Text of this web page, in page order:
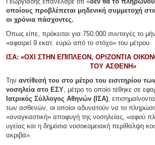
οποίους προβλέπεται μηδενική συμμετοχή
οι χρόνια πάσχοντες.
Όπως είπε, πρόκειται για 750.000 συνταγές το
«αφαιρεί 9 εκατ. ευρώ από το στόχο» του μέτρου.
ΙΣΑ: «OΧΙ ΣΤΗΝ ΕΠΙΠΛΕΟΝ, ΟΡΙΖΟΝΤΙΑ
ΤΟΥ ΑΣΘΕΝΗ»
Την αντίθεσή του στο μέτρο του εισιτηρίου
νοσηλεία στο ΕΣΥ, μέτρο το οποίο τέθηκε σε
Ιατρικός Σύλλογος Αθηνών (ΙΣΑ),
των ασθενών, οι οποίοι αδυνατούν να το
«αναγκαστική» αποφυγή της νοσηλείας, «αφού
υγείας και η δημόσια νοσοκομειακή περίθαλψη
ακριβά».